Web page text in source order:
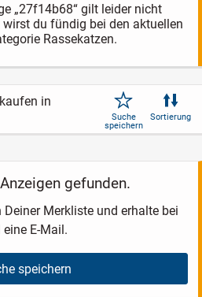
„27f14b68“ gilt leider nicht
wirst du fündig bei den aktuellen
Rassekatzen.
in
Suche
speichern
Sortierung
gefunden.
Merkliste und erhalte bei
E-Mail.
speichern